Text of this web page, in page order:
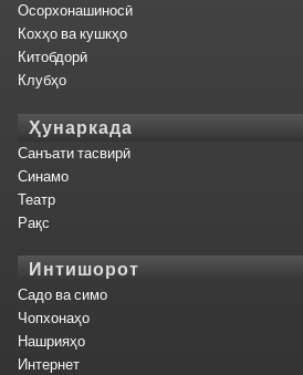
Осорхонашиносӣ
Кохҳо ва кушкҳо
Китобдорӣ
Клубҳо
Ҳунаркада
Санъати тасвирӣ
Синамо
Театр
Рақс
Интишорот
Садо ва симо
Чопхонаҳо
Нашрияҳо
Интернет